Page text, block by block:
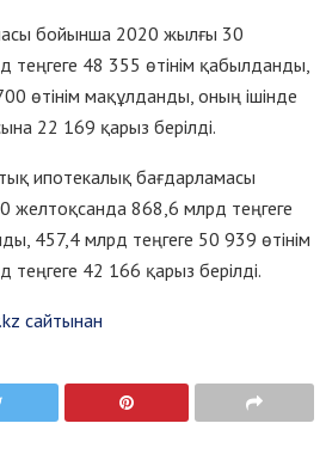
бойынша 2020 жылғы 30
48 355 өтінім қабылданды,
өтінім мақұлданды, оның ішінде
22 169 қарыз берілді.
ипотекалық бағдарламасы
868,6 млрд теңгеге
457,4 млрд теңгеге 50 939 өтінім
42 166 қарыз берілді.
сайтынан